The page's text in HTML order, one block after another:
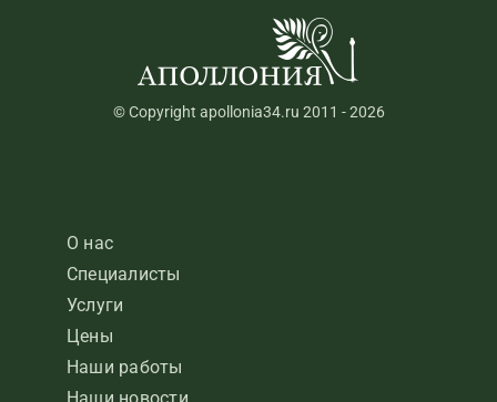
© Copyright apollonia34.ru 2011 - 2026
О нас
Специалисты
Услуги
Цены
Наши работы
Наши новости